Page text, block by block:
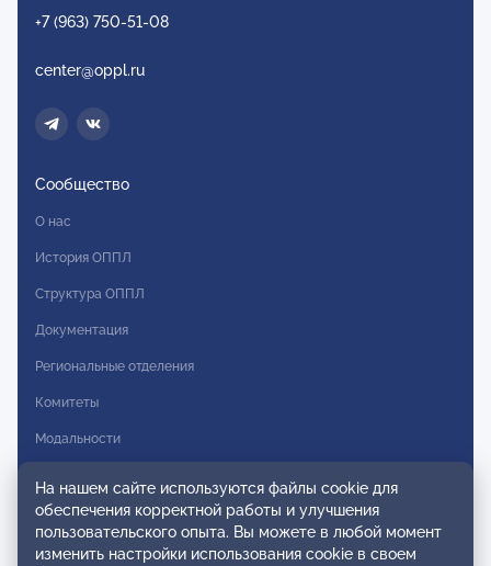
+7 (963) 750-51-08
center@oppl.ru
Сообщество
О нас
История ОППЛ
Структура ОППЛ
Документация
Региональные отделения
Комитеты
Модальности
Реестры
Реестр наблюдательных членов
На нашем сайте используются файлы cookie для
обеспечения корректной работы и улучшения
пользовательского опыта. Вы можете в любой момент
изменить настройки использования cookie в своем